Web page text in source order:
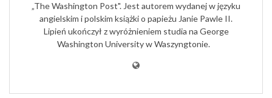
„The Washington Post". Jest autorem wydanej w języku
angielskim i polskim książki o papieżu Janie Pawle II.
Lipień ukończył z wyróżnieniem studia na George
Washington University w Waszyngtonie.